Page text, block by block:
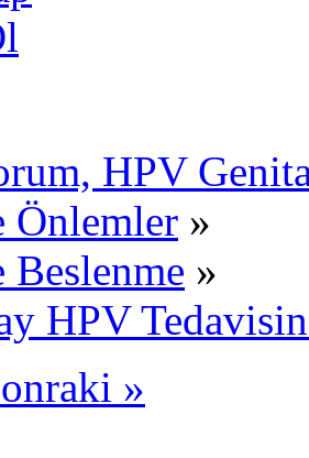
HPV
Önlemler »
Beslenme »
HPV
»